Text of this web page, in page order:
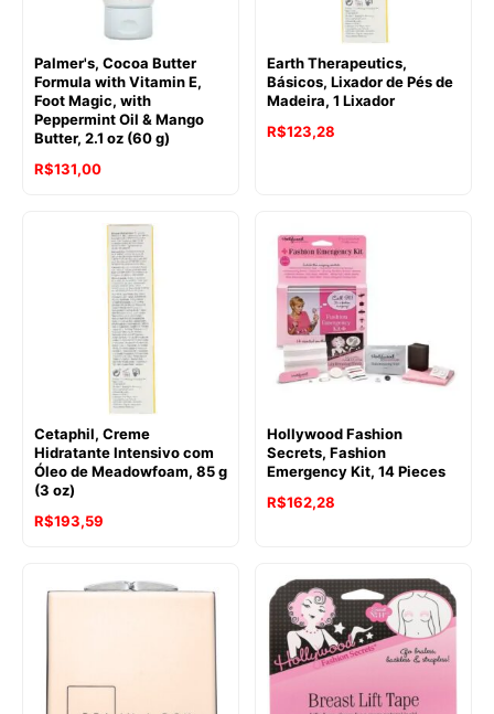
Palmer's, Cocoa Butter
Formula with Vitamin E,
Foot Magic, with
Peppermint Oil & Mango
Butter, 2.1 oz (60 g)
R$131,00
Earth Therapeutics,
Básicos, Lixador de Pés de
Madeira, 1 Lixador
R$123,28
Cetaphil, Creme
Hidratante Intensivo com
Óleo de Meadowfoam, 85 g
(3 oz)
R$193,59
Hollywood Fashion
Secrets, Fashion
Emergency Kit, 14 Pieces
R$162,28